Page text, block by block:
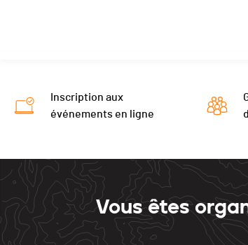
Inscription aux
événements en ligne
Vous êtes